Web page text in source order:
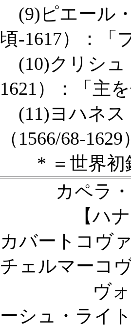
(9)ピエール
頃-1617）：「
(10)クリシュ
1621）：「主
(11)ヨハネス
（1566/68-
* ＝世界初
カペラ・
【ハナ・ブ
カバートコヴ
チェルマーコ
ヴォイチ
ーシュ・ライ